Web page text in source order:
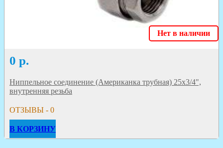
Нет в наличии
0 р.
Ниппельное соединение (Американка трубная) 25х3/4",
внутренняя резьба
ОТЗЫВЫ - 0
В КОРЗИНУ